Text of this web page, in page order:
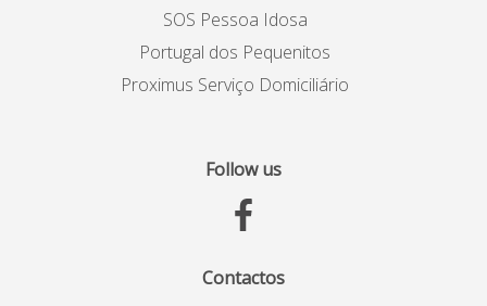
SOS Pessoa Idosa
Portugal dos Pequenitos
Proximus Serviço Domiciliário
Follow us
Contactos